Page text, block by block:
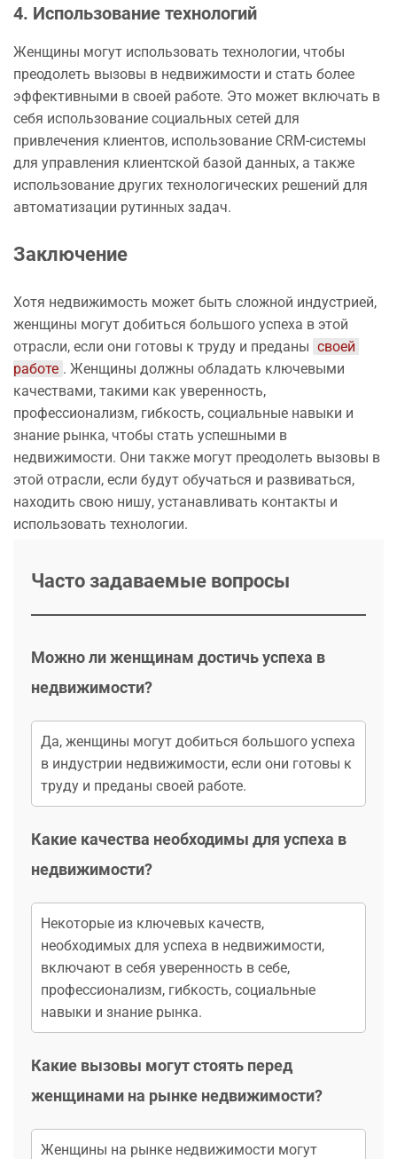
4. Использование технологий
Женщины могут использовать технологии, чтобы
преодолеть вызовы в недвижимости и стать более
эффективными в своей работе. Это может включать в
себя использование социальных сетей для
привлечения клиентов, использование CRM-системы
для управления клиентской базой данных, а также
использование других технологических решений для
автоматизации рутинных задач.
Заключение
Хотя недвижимость может быть сложной индустрией,
женщины могут добиться большого успеха в этой
отрасли, если они готовы к труду и преданы своей
работе . Женщины должны обладать ключевыми
качествами, такими как уверенность,
профессионализм, гибкость, социальные навыки и
знание рынка, чтобы стать успешными в
недвижимости. Они также могут преодолеть вызовы в
этой отрасли, если будут обучаться и развиваться,
находить свою нишу, устанавливать контакты и
использовать технологии.
Часто задаваемые вопросы
Можно ли женщинам достичь успеха в
недвижимости?
Да, женщины могут добиться большого успеха
в индустрии недвижимости, если они готовы к
труду и преданы своей работе.
Какие качества необходимы для успеха в
недвижимости?
Некоторые из ключевых качеств,
необходимых для успеха в недвижимости,
включают в себя уверенность в себе,
профессионализм, гибкость, социальные
навыки и знание рынка.
Какие вызовы могут стоять перед
женщинами на рынке недвижимости?
Женщины на рынке недвижимости могут